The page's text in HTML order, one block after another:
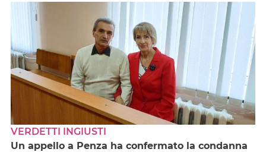
VERDETTI INGIUSTI
Un appello a Penza ha confermato la condanna